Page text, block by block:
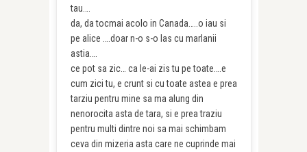
tau….
da, da tocmai acolo in Canada…..o iau si
pe alice ….doar n-o s-o las cu marlanii
astia….
ce pot sa zic… ca le-ai zis tu pe toate….e
cum zici tu, e crunt si cu toate astea e prea
tarziu pentru mine sa ma alung din
nenorocita asta de tara, si e prea traziu
pentru multi dintre noi sa mai schimbam
ceva din mizeria asta care ne cuprinde mai